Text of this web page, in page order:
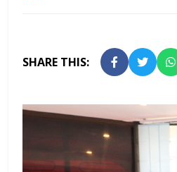
SHARE THIS: